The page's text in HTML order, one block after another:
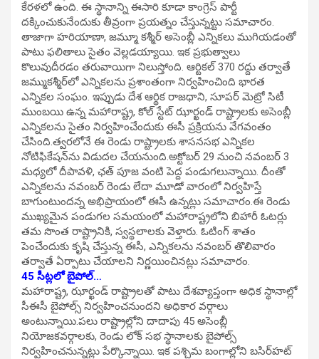
కేరళలో ఉంది. ఈ స్థానాన్ని ఈసారి కూడా కాంగ్రెస్ పార్టీ
దక్కించుకునేందుకు తీవ్రంగా ప్రయత్నం చేస్తున్నట్టు సమాచారం.
తాజాగా హరియాణా, జమ్మూ కశ్మీర్‌ అసెంబ్లీ ఎన్నికలు ముగియడంతో
పాటు ఫలితాలు సైతం వెల్లడయ్యాయి. ఇక ప్రభుత్వాలు
కొలువుదీరడం తరువాయిగా నిలుస్తోంది. ఆర్టికల్‌ 370 రద్దు తర్వాతే
జమ్ముకశ్మీర్‌లో ఎన్నికలను ప్రశాంతంగా నిర్వహించింది భారత
ఎన్నికల సంఘం. ఇప్పుడు దేశ ఆర్థిక రాజధాని, సూపర్ మెట్రో సిటీ
ముంబయి ఉన్న మహారాష్ట్ర, కోల్ స్టేట్ ఝార్ఖండ్‌ రాష్ట్రాలకు అసెంబ్లీ
ఎన్నికలను సైతం నిర్వహించేందుకు ఈసీ ప్రక్రియను వేగవంతం
చేసింది.త్వరలోనే ఈ రెండు రాష్ట్రాలకు శాసనసభ ఎన్నికల
నోటిఫికేషన్‌ను విడుదల చేయనుంది.అక్టోబర్‌ 29 నుంచి నవంబర్‌ 3
మధ్యలో దీపావళి, ఛత్‌ పూజ వంటి పెద్ద పండుగలున్నాయి. దీంతో
ఎన్నికలను నవంబర్‌ రెండు లేదా మూడో వారంలో నిర్వహిస్తే
బాగుంటుందన్న అభిప్రాయంలో ఈసీ ఉన్నట్లు సమాచారం.ఈ రెండు
ముఖ్యమైన పండుగల సమయంలో మహారాష్ట్రలోని బిహారీ ఓటర్లు
తమ సొంత రాష్ట్రానికి, స్వస్థలాలకు వెళ్తారు. ఓటింగ్ శాతం
పెంచేందుకు కృషి చేస్తున్న ఈసీ, ఎన్నికలను నవంబర్‌ తొలివారం
తర్వాతే ఏర్పాటు చేయాలని నిర్ణయించినట్లు సమాచారం.
45 సీట్లలో బైపోల్…
మహారాష్ట్ర, ఝార్ఖండ్‌ రాష్ట్రాలతో పాటు దేశవ్యాప్తంగా అధిక స్థానాల్లో
సీఈసీ బైపోల్స్ నిర్వహించనుందని అధికార వర్గాలు
అంటున్నాయి.పలు రాష్ట్రాల్లోని దాదాపు 45 అసెంబ్లీ
నియోజకవర్గాలకు, రెండు లోక్ సభ స్థానాలకు బైపోల్స్
నిర్వహించనున్నట్లు పేర్కొన్నాయి. ఇక పశ్చిమ బంగాల్లోని బసిర్‌హట్‌